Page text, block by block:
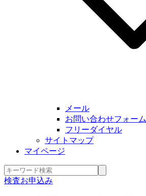
メール
お問い合わせフォーム
フリーダイヤル
サイトマップ
マイページ
検査お申込み